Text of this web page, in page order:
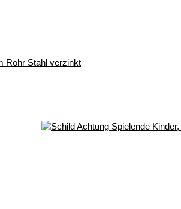
Rohr Stahl verzinkt